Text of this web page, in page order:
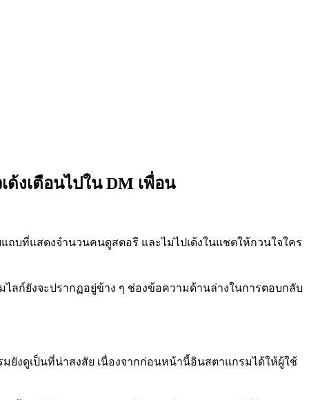
ด้งเตือนไปใน DM เพื่อน
ถบที่แสดงจำนวนคนดูสตอรี และไม่ไปเด้งในแชตให้กวนใจใคร
ไลก์ยังจะปรากฏอยู่ข้าง ๆ ช่องข้อความด้านล่างในการตอบกลับ
ยังดูเป็นที่น่าสงสัย เนื่องจากก่อนหน้านี้อินสตาแกรมได้ให้ผู้ใช้